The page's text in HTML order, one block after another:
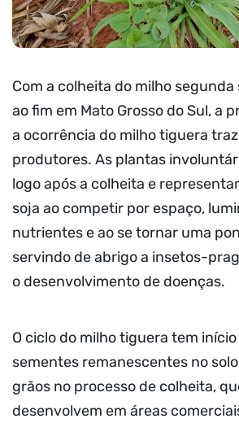
Com a colheita do milho
ao fim em Mato Grosso do Sul, a
a ocorrência do milho tiguera
produtores. As plantas
logo após a colheita e
soja ao competir por espaço,
nutrientes e ao se tornar uma
servindo de abrigo a insetos-
o desenvolvimento de doenças.
O ciclo do milho tiguera tem
sementes remanescentes no
grãos no processo de colheita,
desenvolvem em áreas